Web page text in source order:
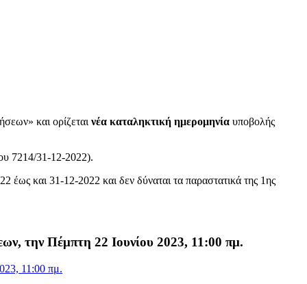
και ορίζεται νέα καταληκτική ημερομηνία υποβολής
7214/31-12-2022).
έως και 31-12-2022 και δεν δύναται τα παραστατικά της 1ης
την Πέμπτη 22 Ιουνίου 2023, 11:00 πμ.